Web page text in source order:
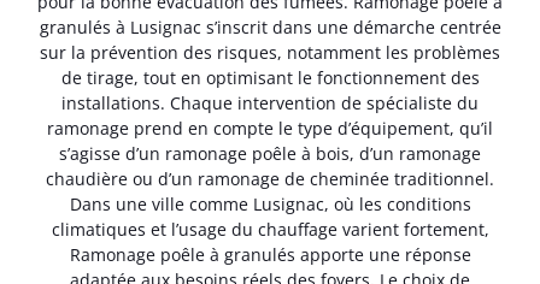
granulés à Lusignac s’inscrit dans une démarche centrée
sur la prévention des risques, notamment les problèmes
de tirage, tout en optimisant le fonctionnement des
installations. Chaque intervention de spécialiste du
ramonage prend en compte le type d’équipement, qu’il
s’agisse d’un ramonage poêle à bois, d’un ramonage
chaudière ou d’un ramonage de cheminée traditionnel.
Dans une ville comme Lusignac, où les conditions
climatiques et l’usage du chauffage varient fortement,
Ramonage poêle à granulés apporte une réponse
adaptée aux besoins réels des foyers. Le choix de